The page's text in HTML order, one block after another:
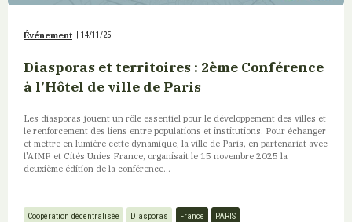
Événement 14/11/25
Diasporas et territoires : 2ème Conférence
à l’Hôtel de ville de Paris
Les diasporas jouent un rôle essentiel pour le développement des villes et
le renforcement des liens entre populations et institutions. Pour échanger
et mettre en lumière cette dynamique, la ville de Paris, en partenariat avec
l'AIMF et Cités Unies France, organisait le 15 novembre 2025 la
deuxième édition de la conférence...
Coopération décentralisée Diasporas France PARIS